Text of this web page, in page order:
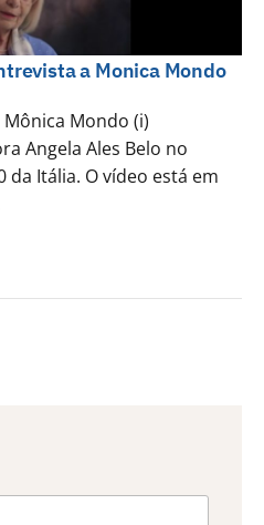
a Monica Mondo
Mondo (i)
Angela Ales Belo no
da Itália. O vídeo está em